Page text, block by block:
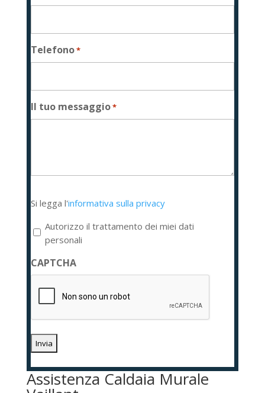
Telefono*
Il tuo messaggio*
legga
l'informativa
sulla
privacy
*
Si legga l'informativa sulla privacy
Autorizzo il trattamento dei miei dati
personali
CAPTCHA
Assistenza Caldaia Murale